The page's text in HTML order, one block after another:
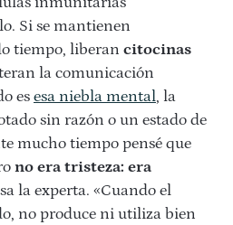
Si se mantienen
tiempo, liberan citocinas
la comunicación
es esa niebla mental, la
sin razón o un estado de
mucho tiempo pensé que
no era tristeza: era
la experta. «Cuando el
no produce ni utiliza bien